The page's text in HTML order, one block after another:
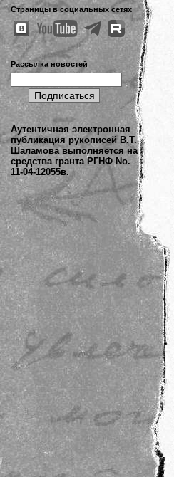
Страницы в социальных сетях
Рассылка новостей
Аутентичная электронная
публикация рукописей В.Т.
Шаламова выполняется на
средства гранта РГНФ No.
11-04-12055в.